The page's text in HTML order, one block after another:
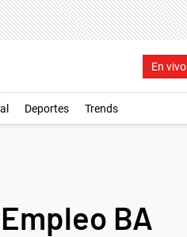
En vivo
Deportes Trends
BA